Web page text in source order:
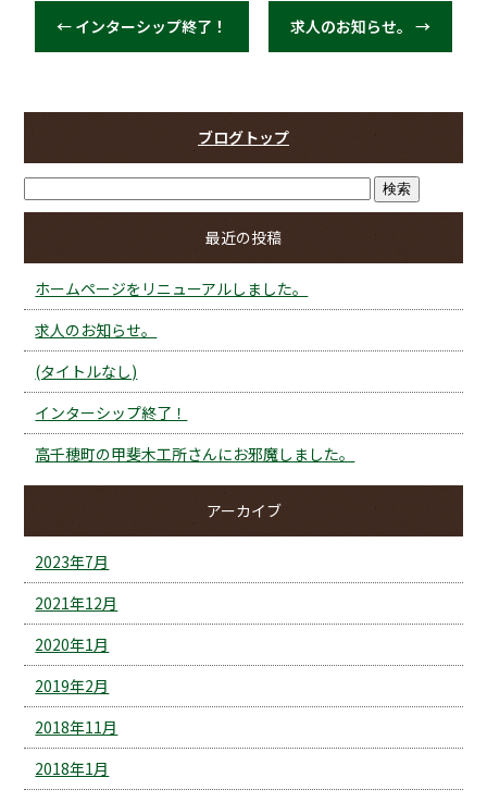
← インターシップ終了！ 求人のお知らせ。 →
ブログトップ
最近の投稿
ホームページをリニューアルしました。
求人のお知らせ。
(タイトルなし)
インターシップ終了！
高千穂町の甲斐木工所さんにお邪魔しました。
アーカイブ
2023年7月
2021年12月
2020年1月
2019年2月
2018年11月
2018年1月